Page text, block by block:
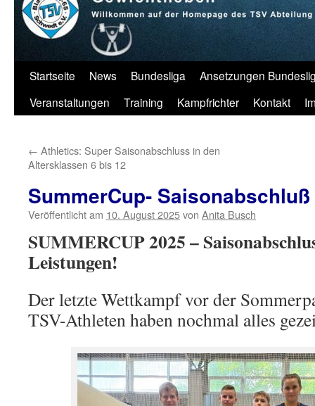
Startseite News Bundesliga
Ansetzungen
Veranstaltungen
Training Kampfrichter Kontakt
← Athletics: Super Saisonabschluss in den
Altersklassen 6 bis 12
SummerCup- Saisonabschluß
Veröffentlicht am 10. August 2025von Anita Busch
SUMMERCUP 2025 –
Leistungen!
Der letzte Wettkampf vor der
TSV-Athleten haben nochmal alles